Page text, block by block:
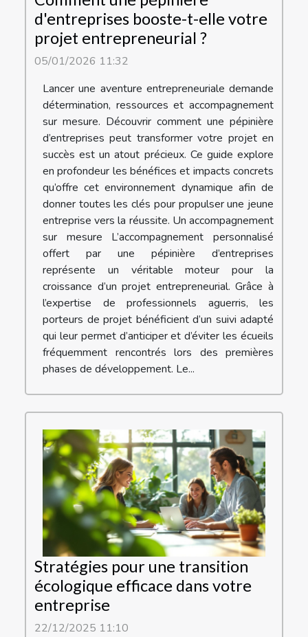
d'entreprises booste-t-elle votre
projet entrepreneurial ?
05/01/2026 11:32
Lancer une aventure entrepreneuriale demande
détermination, ressources et accompagnement
sur mesure. Découvrir comment une pépinière
d’entreprises peut transformer votre projet en
succès est un atout précieux. Ce guide explore
en profondeur les bénéfices et impacts concrets
qu’offre cet environnement dynamique afin de
donner toutes les clés pour propulser une jeune
entreprise vers la réussite. Un accompagnement
sur mesure L’accompagnement personnalisé
offert par une pépinière d’entreprises
représente un véritable moteur pour la
croissance d’un projet entrepreneurial. Grâce à
l’expertise de professionnels aguerris, les
porteurs de projet bénéficient d’un suivi adapté
qui leur permet d’anticiper et d’éviter les écueils
fréquemment rencontrés lors des premières
phases de développement. Le...
Stratégies pour une transition
écologique efficace dans votre
entreprise
22/12/2025 11:10